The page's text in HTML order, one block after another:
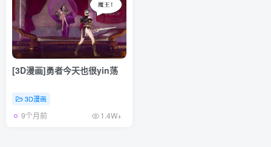
[3D漫画]勇者今天也很yin荡
3D漫画
9个月前 1.4W+